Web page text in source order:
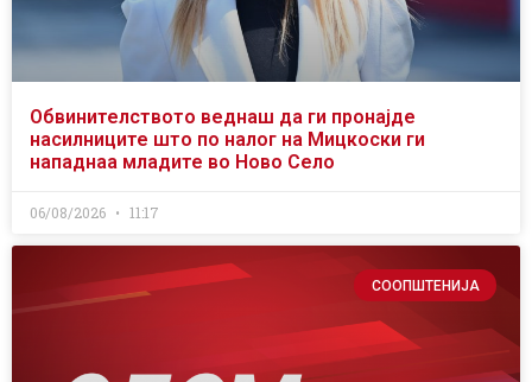
Обвинителството веднаш да ги пронајде
насилниците што по налог на Мицкоски ги
нападнаа младите во Ново Село
06/08/2026 11:17
СООПШТЕНИЈА